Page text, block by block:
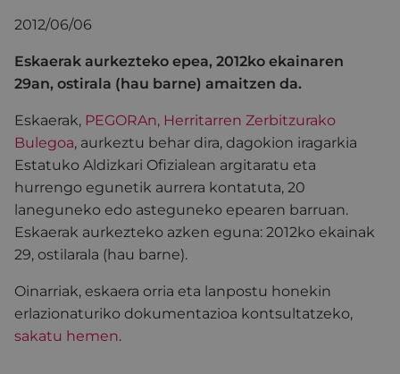
2012/06/06
Eskaerak aurkezteko epea, 2012ko ekainaren
29an, ostirala (hau barne) amaitzen da.
Eskaerak, PEGORAn, Herritarren Zerbitzurako
Bulegoa, aurkeztu behar dira, dagokion iragarkia
Estatuko Aldizkari Ofizialean argitaratu eta
hurrengo egunetik aurrera kontatuta, 20
laneguneko edo asteguneko epearen barruan.
Eskaerak aurkezteko azken eguna: 2012ko ekainak
29, ostilarala (hau barne).
Oinarriak, eskaera orria eta lanpostu honekin
erlazionaturiko dokumentazioa kontsultatzeko,
sakatu hemen.